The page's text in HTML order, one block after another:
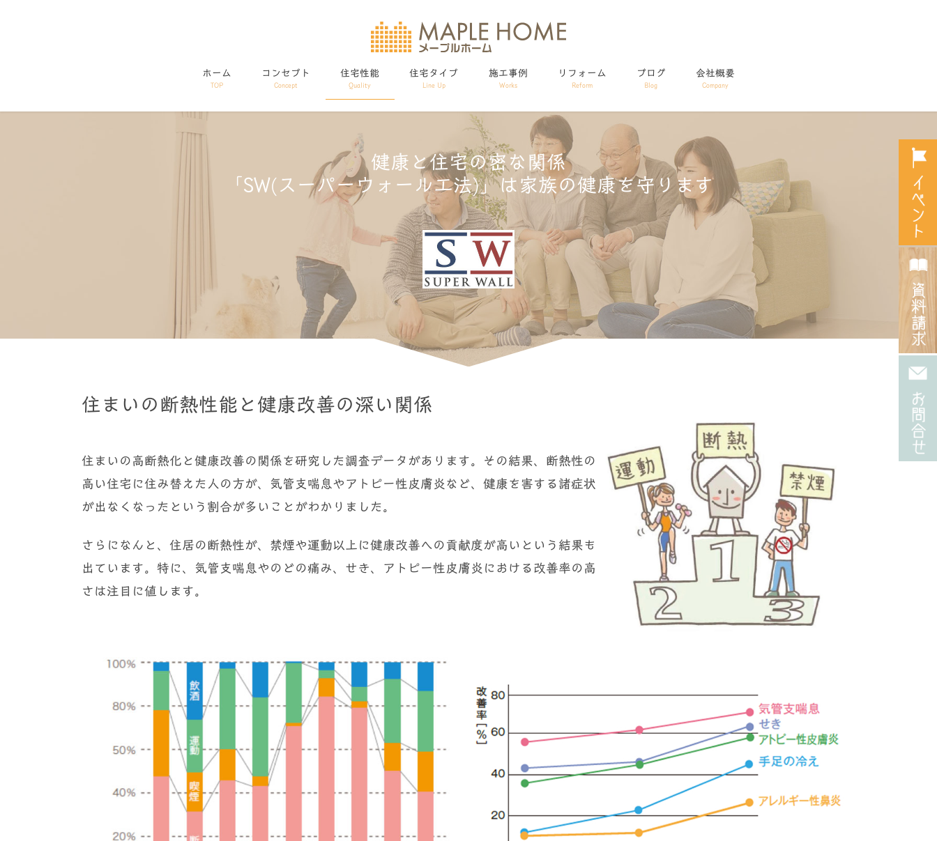
ホーム
TOP
コンセプト
Concept
住宅性能
Quality
住宅タイプ
Line Up
施工事例
Works
リフォーム
Reform
ブログ
Blog
会社概要
Company
健康と住宅の密な関係
「SW(スーパーウォール工法)」は家族の健康を守ります
住まいの断熱性能と健康改善の深い関係
住まいの高断熱化と健康改善の関係を研究した調査データがあります。その結果、断熱性の
高い住宅に住み替えた人の方が、気管支喘息やアトピー性皮膚炎など、健康を害する諸症状
が出なくなったという割合が多いことがわかりました。
さらになんと、住居の断熱性が、禁煙や運動以上に健康改善への貢献度が高いという結果も
出ています。特に、気管支喘息やのどの痛み、せき、アトピー性皮膚炎における改善率の高
さは注目に値します。